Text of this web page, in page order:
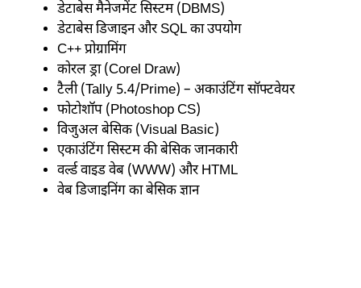
डेटाबेस मैनेजमेंट सिस्टम (DBMS)
डेटाबेस डिजाइन और SQL का उपयोग
C++ प्रोग्रामिंग
कोरल ड्रा (Corel Draw)
टैली (Tally 5.4/Prime) – अकाउंटिंग सॉफ्टवेयर
फोटोशॉप (Photoshop CS)
विजुअल बेसिक (Visual Basic)
एकाउंटिंग सिस्टम की बेसिक जानकारी
वर्ल्ड वाइड वेब (WWW) और HTML
वेब डिजाइनिंग का बेसिक ज्ञान